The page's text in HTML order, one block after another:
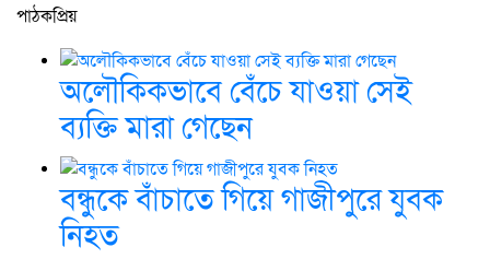
পাঠকপ্রিয়
অলৌকিকভাবে বেঁচে যাওয়া সেই
ব্যক্তি মারা গেছেন
বন্ধুকে বাঁচাতে গিয়ে গাজীপুরে যুবক
নিহত